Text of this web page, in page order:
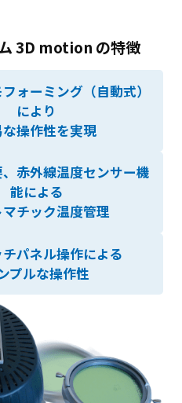
3D motion の特徴
ォーミング（自動式）
により
操作性を実現
赤外線温度センサー機
能による
チック温度管理
パネル操作による
プルな操作性